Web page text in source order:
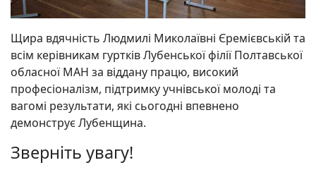
Щира вдячність Людмилі Миколаївні Єремієвській та
всім керівникам гуртків Лубенської філії Полтавської
обласної МАН за віддану працю, високий
професіоналізм, підтримку учнівської молоді та
вагомі результати, які сьогодні впевнено
демонструє Лубенщина.
Зверніть увагу!